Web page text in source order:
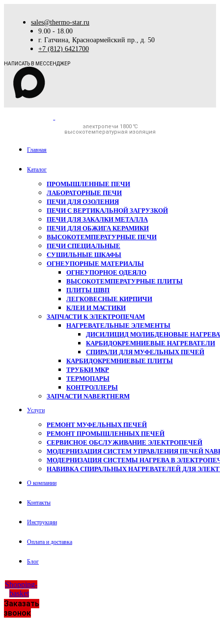
sales@thermo-star.ru
9.00 - 18.00
г. Гатчина, Красноармейский пр., д. 50
+7 (812) 6421700
НАПИСАТЬ В МЕССЕНДЖЕР
электропечи 1800 ℃
высокотемпературная изоляция
Главная
Каталог
ПРОМЫШЛЕННЫЕ ПЕЧИ
ЛАБОРАТОРНЫЕ ПЕЧИ
ПЕЧИ ДЛЯ ОЗОЛЕНИЯ
ПЕЧИ С ВЕРТИКАЛЬНОЙ ЗАГРУЗКОЙ
ПЕЧИ ДЛЯ ЗАКАЛКИ МЕТАЛЛА
ПЕЧИ ДЛЯ ОБЖИГА КЕРАМИКИ
ВЫСОКОТЕМПЕРАТУРНЫЕ ПЕЧИ
ПЕЧИ СПЕЦИАЛЬНЫЕ
СУШИЛЬНЫЕ ШКАФЫ
ОГНЕУПОРНЫЕ МАТЕРИАЛЫ
ОГНЕУПОРНОЕ ОДЕЯЛО
ВЫСОКОТЕМПЕРАТУРНЫЕ ПЛИТЫ
ПЛИТЫ ШВП
ЛЕГКОВЕСНЫЕ КИРПИЧИ
КЛЕИ И МАСТИКИ
ЗАПЧАСТИ К ЭЛЕКТРОПЕЧАМ
НАГРЕВАТЕЛЬНЫЕ ЭЛЕМЕНТЫ
ДИСИЛИЦИД МОЛИБДЕНОВЫЕ
КАРБИДОКРЕМНИЕВЫЕ НАГРЕВАТЕЛИ
СПИРАЛИ ДЛЯ МУФЕЛЬНЫХ ПЕЧЕЙ
КАРБИДОКРЕМНИЕВЫЕ ПЛИТЫ
ТРУБКИ МКР
ТЕРМОПАРЫ
КОНТРОЛЛЕРЫ
ЗАПЧАСТИ NABERTHERM
Услуги
РЕМОНТ МУФЕЛЬНЫХ ПЕЧЕЙ
РЕМОНТ ПРОМЫШЛЕННЫХ ПЕЧЕЙ
СЕРВИСНОЕ ОБСЛУЖИВАНИЕ ЭЛЕКТРОПЕЧЕЙ
МОДЕРНИЗАЦИЯ СИСТЕМ УПРАВЛЕНИЯ ПЕЧЕЙ
МОДЕРНИЗАЦИЯ СИСТЕМЫ НАГРЕВА В
НАВИВКА СПИРАЛЬНЫХ НАГРЕВАТЕЛЕЙ ДЛЯ
О компании
Контакты
Инструкции
Оплата и доставка
Блог
Shopping-
basket
Заказать
звонок